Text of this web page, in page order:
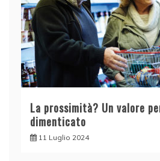
La prossimità? Un valore
dimenticato
11 Luglio 2024